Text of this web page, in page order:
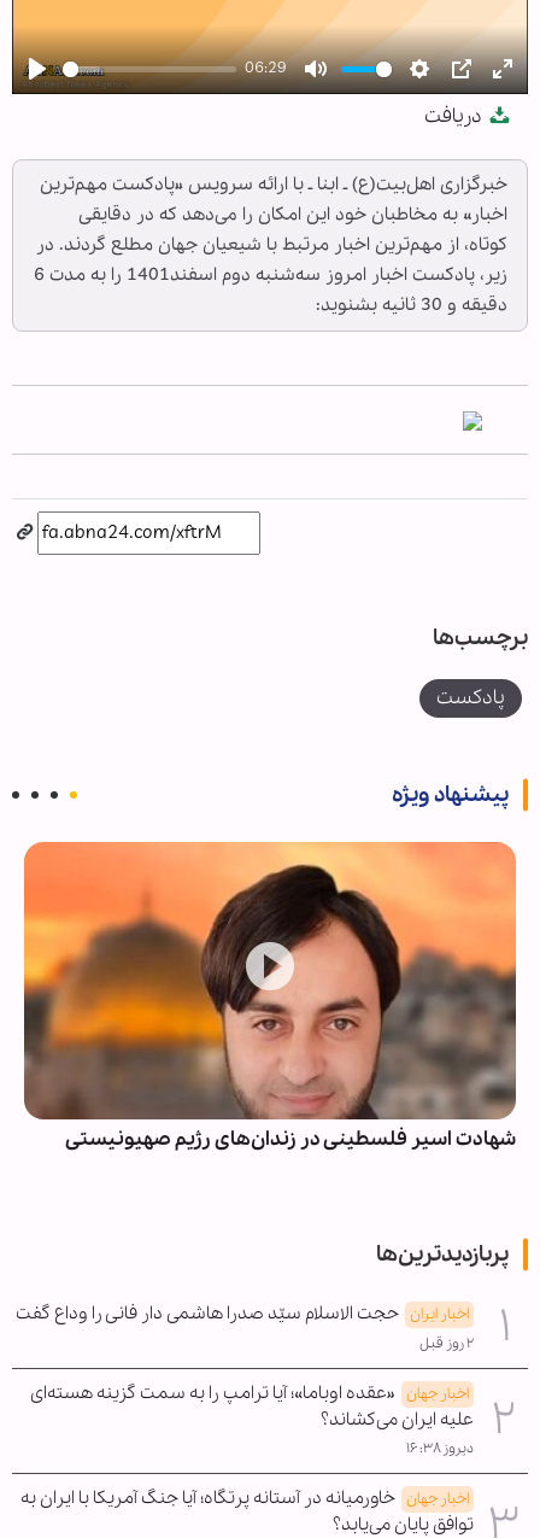
Play
06:29
Mute Settings
PIP
دریافت
خبرگزاری اهل‌بیت(ع) ـ ابنا ـ با ارائه سرویس «پادکست مهم‌ترین
اخبار» به مخاطبان خود این امکان را می‌دهد که در دقایقی
کوتاه، از مهم‌ترین اخبار مرتبط با شیعیان جهان مطلع گردند. در
زیر، پادکست اخبار امروز سه‌شنبه دوم اسفند1401 را به مدت 6
دقیقه و 30 ثانیه بشنوید:
برچسب‌ها
پادکست
پیشنهاد ویژه
شهادت اسیر فلسطینی در زندان‌های رژیم صهیونیستی
پربازدیدترین‌ها
اخبار ایران حجت الاسلام سیّد صدرا هاشمی دار فانی را وداع گفت
۲ روز قبل
اخبار جهان «عقده اوباما»؛ آیا ترامپ را به سمت گزینه هسته‌ای
علیه ایران می‌کشاند؟
دیروز ۱۶:۳۸
اخبار جهان خاورمیانه در آستانه پرتگاه؛ آیا جنگ آمریکا با ایران به
توافق پایان می‌یابد؟